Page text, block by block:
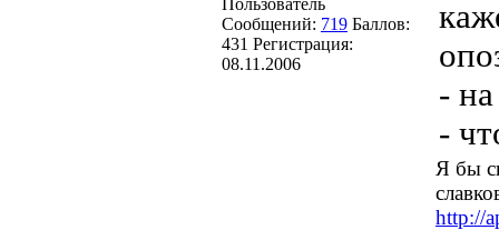
Сообщений: 719 Баллов:
431 Регистрация:
08.11.2006
-
-
Я бы
http://